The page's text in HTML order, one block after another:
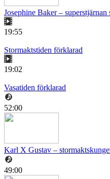
Josephine Baker – superstjärnan
19:55
Stormaktstiden förklarad
19:02
Vasatiden förklarad
52:00
Karl X Gustav –
49:00